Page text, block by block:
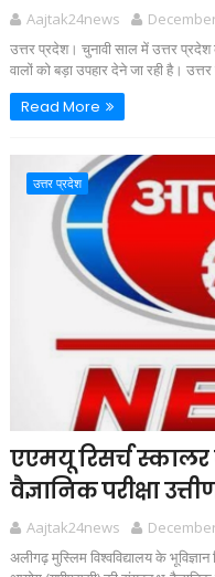
Aajtak24news
उत्तर प्रदेश। चुनावी साल में उत्तर
वालों को बड़ा उपहार देने जा रही है।
Read More
उत्तर प्रदेश
एएमयू रिसर्च
वैज्ञानिक परीक्षा
Aajtak24news
अलीगढ़ मुस्लिम विश्वविद्यालय के